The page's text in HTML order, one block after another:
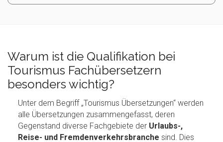
Warum ist die Qualifikation bei
Tourismus Fachübersetzern
besonders wichtig?
Unter dem Begriff „Tourismus Übersetzungen“ werden
alle Übersetzungen zusammengefasst, deren
Gegenstand diverse Fachgebiete der Urlaubs-,
Reise- und Fremdenverkehrsbranche sind. Dies